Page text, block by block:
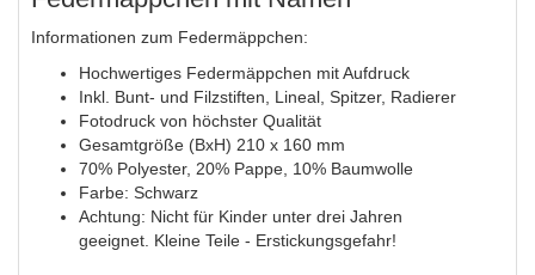
Informationen zum Federmäppchen:
Hochwertiges Federmäppchen mit Aufdruck
Inkl. Bunt- und Filzstiften, Lineal, Spitzer, Radierer
Fotodruck von höchster Qualität
Gesamtgröße (BxH) 210 x 160 mm
70% Polyester, 20% Pappe, 10% Baumwolle
Farbe: Schwarz
Achtung: Nicht für Kinder unter drei Jahren
geeignet. Kleine Teile - Erstickungsgefahr!